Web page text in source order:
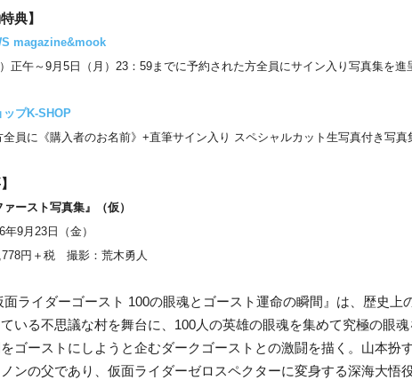
典】
magazine&mook
正午～9月5日（月）23： 59までに予約された方全員にサイン入り写真集を進
ップK-SHOP
全員に《購入者のお名前》+直筆サイン入り スペシャルカット生写真付き写真
ァースト写真集』（仮）
9月23日（金）
円＋税 撮影：荒木勇人
面ライダーゴースト 100の眼魂とゴースト運命の瞬間』は、歴史上
いる不思議な村を舞台に、100人の英雄の眼魂を集めて究極の眼
ゴーストにしようと企むダークゴーストとの激闘を描く。山本扮
ンの父であり、仮面ライダーゼロスペクターに変身する深海大悟